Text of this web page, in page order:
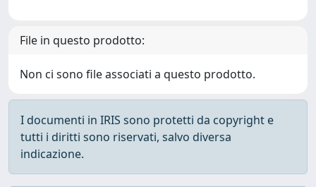
File in questo prodotto:
Non ci sono file associati a questo prodotto.
I documenti in IRIS sono protetti da copyright e
tutti i diritti sono riservati, salvo diversa
indicazione.